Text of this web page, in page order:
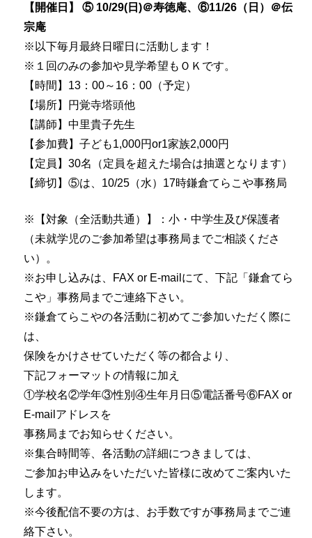
【開催日】 ⑤ 10/29(日)＠寿徳庵、⑥11/26（日）＠伝
宗庵
※以下毎月最終日曜日に活動します！
※１回のみの参加や見学希望もＯＫです。
【時間】13：00～16：00（予定）
【場所】円覚寺塔頭他
【講師】中里貴子先生
【参加費】子ども1,000円or1家族2,000円
【定員】30名（定員を超えた場合は抽選となります）
【締切】⑤は、10/25（水）17時鎌倉てらこや事務局
※【対象（全活動共通）】：小・中学生及び保護者
（未就学児のご参加希望は事務局までご相談くださ
い）。
※お申し込みは、FAX or E-mailにて、下記「鎌倉てら
こや」事務局までご連絡下さい。
※鎌倉てらこやの各活動に初めてご参加いただく際に
は、
保険をかけさせていただく等の都合より、
下記フォーマットの情報に加え
①学校名②学年③性別④生年月日⑤電話番号⑥FAX or
E-mailアドレスを
事務局までお知らせください。
※集合時間等、各活動の詳細につきましては、
ご参加お申込みをいただいた皆様に改めてご案内いた
します。
※今後配信不要の方は、お手数ですが事務局までご連
絡下さい。